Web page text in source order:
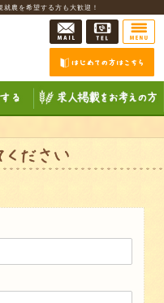
農を希望する方も大歓迎！